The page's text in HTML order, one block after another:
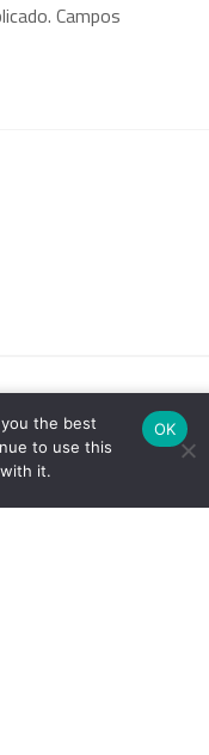
Campos
the best
to use this
it.
OK